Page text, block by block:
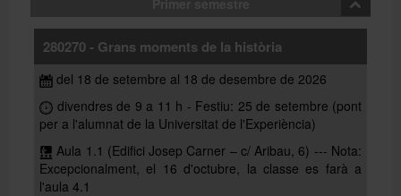
280270 - Grans moments de la història
del 18 de setembre al 18 de desembre de 2026
divendres de 9 a 11 h - Festiu: 25 de setembre (pont
per a l'alumnat de la Universitat de l'Experiència)
Aula 1.1 (Edifici Josep Carner – c/ Aribau, 6) --- Nota:
Excepcionalment, el 16 d'octubre, la classe es farà a
l'aula 4.1